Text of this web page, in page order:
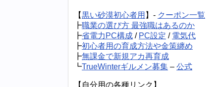
【黒い砂漠初心者用 】- クーポン一覧
┣職業の選び方 最強職はあるのか
┣省電力PC構成 / PC設定 / 電気代
┣初心者用の育成方法や金策纏め
┣無課金で新規アカ再育成
┗TrueWinterギルメン募集 – 公式
【自分用の各種リンク】